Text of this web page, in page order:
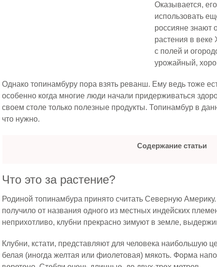
Оказывается,
использовать
россияне знают
растения в
с полей и
урожайный,
Однако топинамбуру пора взять реванш. Ему ведь тоже
особенно когда многие люди начали придерживаться
своем столе только полезные продукты. Топинамбур в
что нужно.
Содержание статьи
Что это за растение?
Родиной топинамбура принято считать Северную
получило от названия одного из местных индейских
неприхотливо, клубни прекрасно зимуют в земле,
Клубни, кстати, представляют для человека наибольшую
белая (иногда желтая или фиолетовая) мякоть. Форма